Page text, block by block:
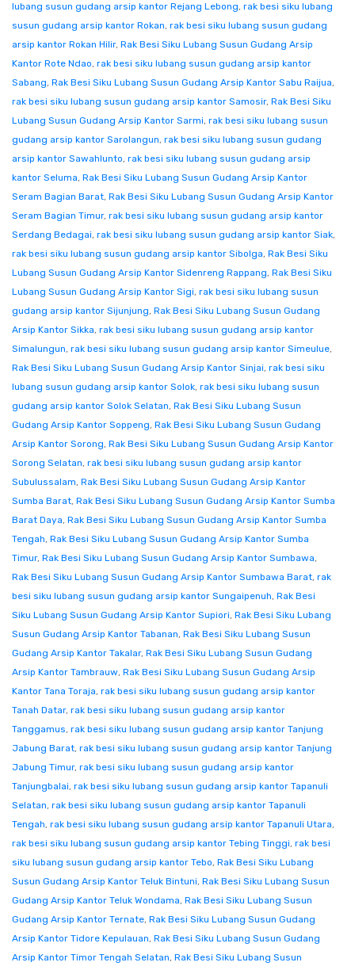
lubang susun gudang arsip kantor Rejang Lebong, rak besi siku lubang
susun gudang arsip kantor Rokan, rak besi siku lubang susun gudang
arsip kantor Rokan Hilir, Rak Besi Siku Lubang Susun Gudang Arsip
Kantor Rote Ndao, rak besi siku lubang susun gudang arsip kantor
Sabang, Rak Besi Siku Lubang Susun Gudang Arsip Kantor Sabu Raijua,
rak besi siku lubang susun gudang arsip kantor Samosir, Rak Besi Siku
Lubang Susun Gudang Arsip Kantor Sarmi, rak besi siku lubang susun
gudang arsip kantor Sarolangun, rak besi siku lubang susun gudang
arsip kantor Sawahlunto, rak besi siku lubang susun gudang arsip
kantor Seluma, Rak Besi Siku Lubang Susun Gudang Arsip Kantor
Seram Bagian Barat, Rak Besi Siku Lubang Susun Gudang Arsip Kantor
Seram Bagian Timur, rak besi siku lubang susun gudang arsip kantor
Serdang Bedagai, rak besi siku lubang susun gudang arsip kantor Siak,
rak besi siku lubang susun gudang arsip kantor Sibolga, Rak Besi Siku
Lubang Susun Gudang Arsip Kantor Sidenreng Rappang, Rak Besi Siku
Lubang Susun Gudang Arsip Kantor Sigi, rak besi siku lubang susun
gudang arsip kantor Sijunjung, Rak Besi Siku Lubang Susun Gudang
Arsip Kantor Sikka, rak besi siku lubang susun gudang arsip kantor
Simalungun, rak besi siku lubang susun gudang arsip kantor Simeulue,
Rak Besi Siku Lubang Susun Gudang Arsip Kantor Sinjai, rak besi siku
lubang susun gudang arsip kantor Solok, rak besi siku lubang susun
gudang arsip kantor Solok Selatan, Rak Besi Siku Lubang Susun
Gudang Arsip Kantor Soppeng, Rak Besi Siku Lubang Susun Gudang
Arsip Kantor Sorong, Rak Besi Siku Lubang Susun Gudang Arsip Kantor
Sorong Selatan, rak besi siku lubang susun gudang arsip kantor
Subulussalam, Rak Besi Siku Lubang Susun Gudang Arsip Kantor
Sumba Barat, Rak Besi Siku Lubang Susun Gudang Arsip Kantor Sumba
Barat Daya, Rak Besi Siku Lubang Susun Gudang Arsip Kantor Sumba
Tengah, Rak Besi Siku Lubang Susun Gudang Arsip Kantor Sumba
Timur, Rak Besi Siku Lubang Susun Gudang Arsip Kantor Sumbawa,
Rak Besi Siku Lubang Susun Gudang Arsip Kantor Sumbawa Barat, rak
besi siku lubang susun gudang arsip kantor Sungaipenuh, Rak Besi
Siku Lubang Susun Gudang Arsip Kantor Supiori, Rak Besi Siku Lubang
Susun Gudang Arsip Kantor Tabanan, Rak Besi Siku Lubang Susun
Gudang Arsip Kantor Takalar, Rak Besi Siku Lubang Susun Gudang
Arsip Kantor Tambrauw, Rak Besi Siku Lubang Susun Gudang Arsip
Kantor Tana Toraja, rak besi siku lubang susun gudang arsip kantor
Tanah Datar, rak besi siku lubang susun gudang arsip kantor
Tanggamus, rak besi siku lubang susun gudang arsip kantor Tanjung
Jabung Barat, rak besi siku lubang susun gudang arsip kantor Tanjung
Jabung Timur, rak besi siku lubang susun gudang arsip kantor
Tanjungbalai, rak besi siku lubang susun gudang arsip kantor Tapanuli
Selatan, rak besi siku lubang susun gudang arsip kantor Tapanuli
Tengah, rak besi siku lubang susun gudang arsip kantor Tapanuli Utara,
rak besi siku lubang susun gudang arsip kantor Tebing Tinggi, rak besi
siku lubang susun gudang arsip kantor Tebo, Rak Besi Siku Lubang
Susun Gudang Arsip Kantor Teluk Bintuni, Rak Besi Siku Lubang Susun
Gudang Arsip Kantor Teluk Wondama, Rak Besi Siku Lubang Susun
Gudang Arsip Kantor Ternate, Rak Besi Siku Lubang Susun Gudang
Arsip Kantor Tidore Kepulauan, Rak Besi Siku Lubang Susun Gudang
Arsip Kantor Timor Tengah Selatan, Rak Besi Siku Lubang Susun